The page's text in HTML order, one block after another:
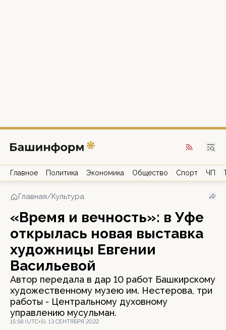
Главное Политика Экономика Общество Спорт ЧП
Главная/Культура
«Время и вечность»: в Уфе
открылась новая выставка
художницы Евгении
Васильевой
Автор передала в дар 10 работ Башкирскому
художественному музею им. Нестерова, три
работы - Центральному духовному
управлению мусульман.
15:58 (UTC+5), 13 СЕНТЯБРЯ 2022